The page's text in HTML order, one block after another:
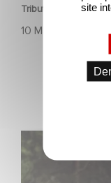
Tribute to Jean-
10 Mayo 2023
Au revoir Michel
site